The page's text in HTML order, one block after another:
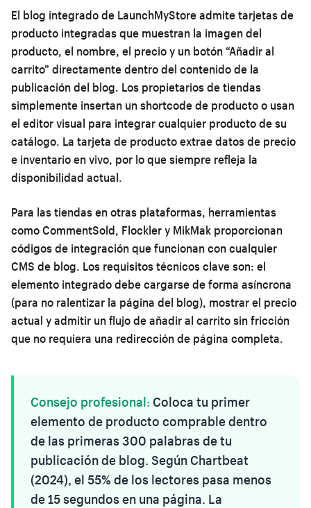
El blog integrado de LaunchMyStore admite tarjetas de
producto integradas que muestran la imagen del
producto, el nombre, el precio y un botón “Añadir al
carrito” directamente dentro del contenido de la
publicación del blog. Los propietarios de tiendas
simplemente insertan un shortcode de producto o usan
el editor visual para integrar cualquier producto de su
catálogo. La tarjeta de producto extrae datos de precio
e inventario en vivo, por lo que siempre refleja la
disponibilidad actual.
Para las tiendas en otras plataformas, herramientas
como CommentSold, Flockler y MikMak proporcionan
códigos de integración que funcionan con cualquier
CMS de blog. Los requisitos técnicos clave son: el
elemento integrado debe cargarse de forma asíncrona
(para no ralentizar la página del blog), mostrar el precio
actual y admitir un flujo de añadir al carrito sin fricción
que no requiera una redirección de página completa.
Consejo profesional: Coloca tu primer
elemento de producto comprable dentro
de las primeras 300 palabras de tu
publicación de blog. Según Chartbeat
(2024), el 55% de los lectores pasa menos
de 15 segundos en una página. La